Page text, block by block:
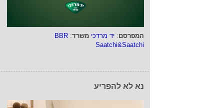
המפרסם: יד מרדכי משרד:
BBR
Saatchi&Saatchi
נא לא להפריע